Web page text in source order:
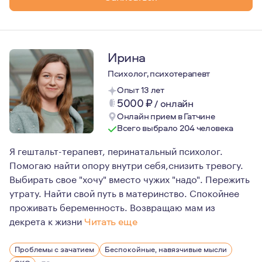
Ирина
Психолог, психотерапевт
Опыт 13 лет
5000₽/ онлайн
Онлайн прием в Гатчине
Всего выбрало 204 человека
Я гештальт-терапевт, перинатальный психолог.
Помогаю найти опору внутри себя,снизить тревогу.
Выбирать свое "хочу" вместо чужих "надо". Пережить
утрату. Найти свой путь в материнство. Спокойнее
проживать беременность. Возвращаю мам из
декрета к жизни Читать еще
Мои мысли и убеждения:
- если вы решили найти психолога, первый шаг
Проблемы с зачатием
Беспокойные, навязчивые мысли